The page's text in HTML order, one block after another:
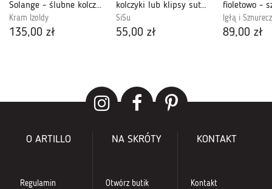
Solange - ślubne kolczyki sutasz
Kram Izoldy
135,00 zł
kolczyki lub klipsy sutasz 15
SiSu
55,00 zł
Igłą i
89,00 zł
O ARTILLO
Regulamin
NA SKRÓTY
Otwórz butik
KONTAKT
Kontakt